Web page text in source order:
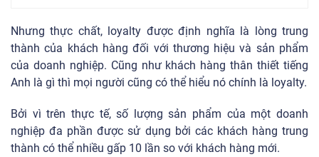
Nhưng thực chất, loyalty được định nghĩa là lòng trung
thành của khách hàng đối với thương hiệu và sản phẩm
của doanh nghiệp. Cũng như khách hàng thân thiết tiếng
Anh là gì thì mọi người cũng có thể hiểu nó chính là loyalty.
Bởi vì trên thực tế, số lượng sản phẩm của một doanh
nghiệp đa phần được sử dụng bởi các khách hàng trung
thành có thể nhiều gấp 10 lần so với khách hàng mới.